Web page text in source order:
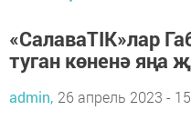
«СалаваTIK»лар
туган көненә яңа
admin, 26 апрель 2023 -